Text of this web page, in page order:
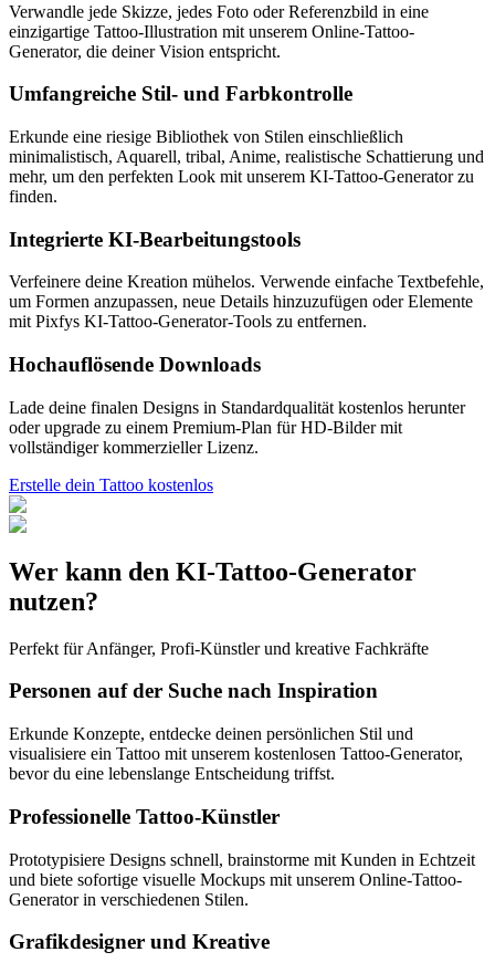
Verwandle jede Skizze, jedes Foto oder Referenzbild in eine
einzigartige Tattoo-Illustration mit unserem Online-Tattoo-
Generator, die deiner Vision entspricht.
Umfangreiche Stil- und Farbkontrolle
Erkunde eine riesige Bibliothek von Stilen einschließlich
minimalistisch, Aquarell, tribal, Anime, realistische Schattierung und
mehr, um den perfekten Look mit unserem KI-Tattoo-Generator zu
finden.
Integrierte KI-Bearbeitungstools
Verfeinere deine Kreation mühelos. Verwende einfache Textbefehle,
um Formen anzupassen, neue Details hinzuzufügen oder Elemente
mit Pixfys KI-Tattoo-Generator-Tools zu entfernen.
Hochauflösende Downloads
Lade deine finalen Designs in Standardqualität kostenlos herunter
oder upgrade zu einem Premium-Plan für HD-Bilder mit
vollständiger kommerzieller Lizenz.
Erstelle dein Tattoo kostenlos
Wer kann den KI-Tattoo-Generator
nutzen?
Perfekt für Anfänger, Profi-Künstler und kreative Fachkräfte
Personen auf der Suche nach Inspiration
Erkunde Konzepte, entdecke deinen persönlichen Stil und
visualisiere ein Tattoo mit unserem kostenlosen Tattoo-Generator,
bevor du eine lebenslange Entscheidung triffst.
Professionelle Tattoo-Künstler
Prototypisiere Designs schnell, brainstorme mit Kunden in Echtzeit
und biete sofortige visuelle Mockups mit unserem Online-Tattoo-
Generator in verschiedenen Stilen.
Grafikdesigner und Kreative